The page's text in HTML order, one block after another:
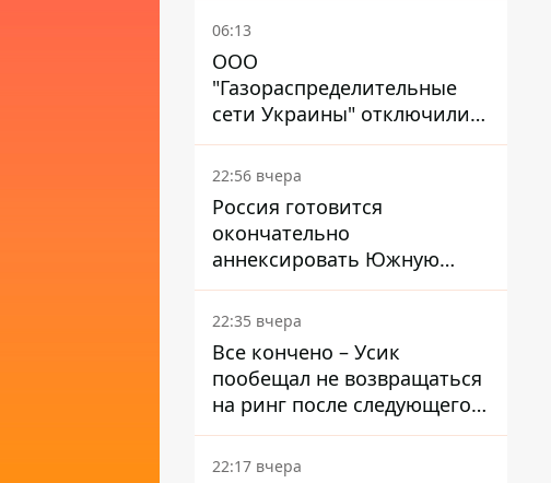
06:13
ООО
"Газораспределительные
сети Украины" отключили
львовянке газ - что решил
суд
22:56 вчера
Россия готовится
окончательно
аннексировать Южную
Осетию – страны НАТО
обеспокоены
22:35 вчера
Все кончено – Усик
пообещал не возвращаться
на ринг после следующего
боя
22:17 вчера